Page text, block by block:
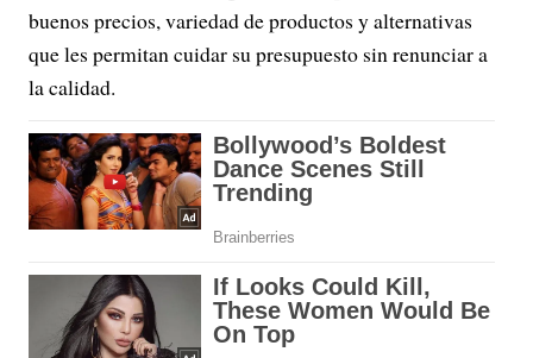
buenos precios, variedad de productos y alternativas
que les permitan cuidar su presupuesto sin renunciar a
la calidad.